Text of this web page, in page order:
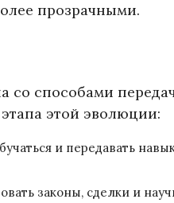
прозрачными.
со способами
этой эволюции:
и передавать
законы, сделки и